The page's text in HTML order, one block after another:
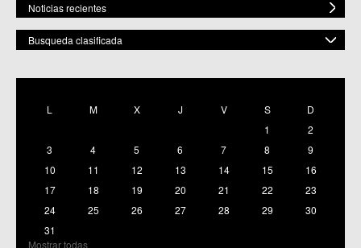
Noticias recientes
Busqueda clasificada
C.M. Baños y Mendigo
C.M. Cañadas de San Pedro
C.C. Churra
C.C. Cobatillas
C.C. Corvera
C.C. El Esparragal
C.C.S. El Palmar
L M X J V S
D
1
2
3
4 5 6 7 8
9
10
11 12 13 14 15
16
17
18 19 20 21 22
23
24
25 26 27 28 29
30
31
Mostrar todas